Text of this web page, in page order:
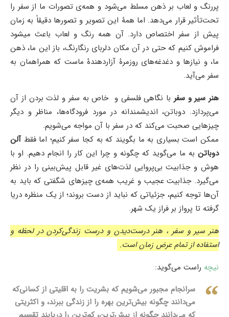
پررنگ و لعاب بر ذهن مسلط می‌شود و همه‌ی تصورات ما از سفر را
تحت‌تأثیر قرار می‎‌­دهد. اما همۀ این تصویر و تصورها دقیقاً به زمان
پیش از سفر اختصاص دارد. آن همه رنگ و لعاب باعث می‎­شود
فراموش کنیم که حتی در آن مکان دلربای رنگارنگ، باز این ما، ذهن
ما، و نیازها و دغدغه‌های روزمرۀ آزاردهندۀ ماست که همراهمان به
سفر می‌آید.
هنر سیر و سفر با نگاهی فلسفی و خاص به سفر و لذت بردن از آن
می‌پردازد. دوباتن، اندیشمندانه در مورد فرودگاه‌ها، مناظر و دیگر
چیزهایی صحبت می‌کند که در سفر با آن مواجه می‌شویم.
ممکن است بسیاری به ما بگویند که به کجا سفر کنیم؛ اما فقطآلن
دوباتن به ما می‌گوید که چگونه و چرا این کار را انجام دهیم. او با
هوش و جذابیت بی‌پروایی لذت‌های غیر قابل پیش‌بینی را در نظر
می‌گیرد. جذابیت عجیب و غریب همه‌ی چیزهای شگفتی که باید به
آن‌ها توجه کنیم، جزئیاتی که نباید از دست بروند؛ از یک منظره دریا
گرفته تا پرواز بر فراز یک شهر.
هنر سیر و سفر ، هنر درست‌دیدن و درست زندگی‌کردن در لحظه و
استفاده از تمام عرض زمان است.
نیچه راست می‌گوید:
سرانجام مجبور می‌شویم که بشریت را به اقلیتی از کسانی‌که
می‌دانند چگونه بیش‌ترین بهره را از زندگی ببرند، و اکثریتی